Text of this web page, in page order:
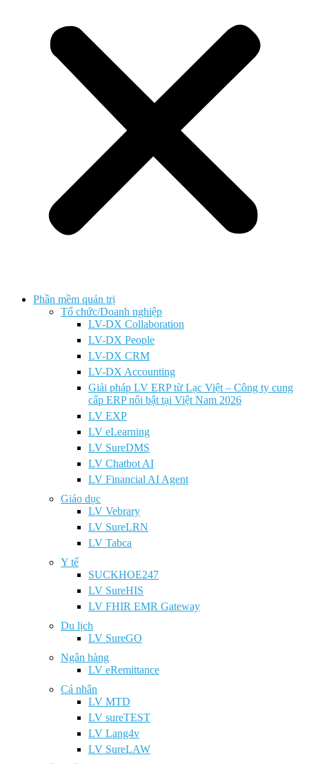
Phần mềm quản trị
Tổ chức/Doanh nghiệp
LV-DX Collaboration
LV-DX People
LV-DX CRM
LV-DX Accounting
Giải pháp LV ERP từ Lạc Việt – Công ty cung
cấp ERP nổi bật tại Việt Nam 2026
LV EXP
LV eLearning
LV SureDMS
LV Chatbot AI
LV Financial AI Agent
Giáo dục
LV Vebrary
LV SureLRN
LV Tabca
Y tế
SUCKHOE247
LV SureHIS
LV FHIR EMR Gateway
Du lịch
LV SureGO
Ngân hàng
LV eRemittance
Cá nhân
LV MTD
LV sureTEST
LV Lang4v
LV SureLAW